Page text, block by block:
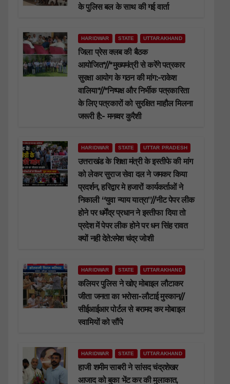
के पुलिस बल के साथ की गई वार्ता
HARIDWAR STATE UTTARAKHAND
जिला प्रेस क्लब की बैठक
आयोजित*//*मुख्यमंत्री से करेंगे पत्रकार
सुरक्षा आयोग के गठन की मांग:-राकेश
वालिया*//*निष्पक्ष और निर्भीक पत्रकारिता
के लिए पत्रकारों को सुरक्षित माहौल मिलना
जरूरी है:- मनव्वर कुरैशी
HARIDWAR STATE UTTAR PRADESH
उत्तराखंड के शिक्षा मंत्री के इस्तीफे की मांग
को लेकर सुराज सेवा दल ने जमकर किया
प्रदर्शन, हरिद्वार मे हजारों कार्यकर्ताओं ने
निकाली “युवा न्याय यात्रा”//नीट पेपर लीक
होने पर धर्मेंद्र प्रधान ने इस्तीफा दिया तो
प्रदेश में पेपर लीक होने पर धन सिंह रावत
क्यों नही देते:रमेश चंद्र जोशी
HARIDWAR STATE UTTARAKHAND
कलियर पुलिस ने खोए मोबाइल लौटाकर
जीता जनता का भरोसा-लौटाई मुस्कान//
सीईआईआर पोर्टल से बरामद कर मोबाइल
स्वामियों को सौंपे
HARIDWAR STATE UTTARAKHAND
हाजी शमीम साबरी ने सांसद चंद्रशेखर
आजाद को बुका भेंट कर की मुलाकात,